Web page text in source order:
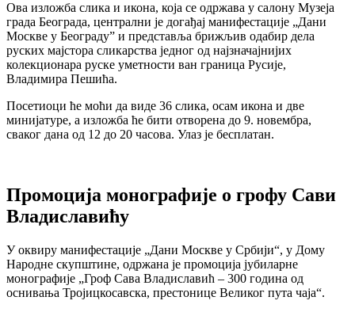
Ова изложба слика и икона, која се одржава у салону Музеја
града Београда, централни је догађај манифестације „Дани
Москве у Београду” и представља брижљив одабир дела
руских мајстора сликарства једног од најзначајнијих
колекционара руске уметности ван граница Русије,
Владимира Пешића.
Посетиоци ће моћи да виде 36 слика, осам икона и две
минијатуре, а изложба ће бити отворена до 9. новембра,
сваког дана од 12 до 20 часова. Улаз је бесплатан.
Промоција монографије о грофу Сави
Владиславићу
У оквиру манифестације „Дани Москве у Србији“, у Дому
Народне скупштине, одржана је промоција јубиларне
монографије „Гроф Сава Владиславић – 300 година од
оснивања Тројицкосавска, престонице Великог пута чаја“.